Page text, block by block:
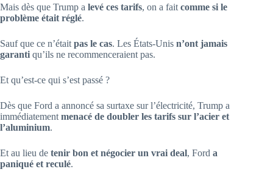
Mais dès que Trump a levé ces tarifs, on a fait comme si le
problème était réglé.
Sauf que ce n’était pas le cas. Les États-Unis n’ont jamais
garanti qu’ils ne recommenceraient pas.
Et qu’est-ce qui s’est passé ?
Dès que Ford a annoncé sa surtaxe sur l’électricité, Trump a
immédiatement menacé de doubler les tarifs sur l’acier et
l’aluminium.
Et au lieu de tenir bon et négocier un vrai deal, Ford a
paniqué et reculé.